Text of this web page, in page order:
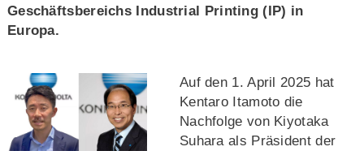
Geschäftsbereichs Industrial Printing (IP) in
Europa.
Auf den 1. April 2025 hat
Kentaro Itamoto die
Nachfolge von Kiyotaka
Suhara als Präsident der